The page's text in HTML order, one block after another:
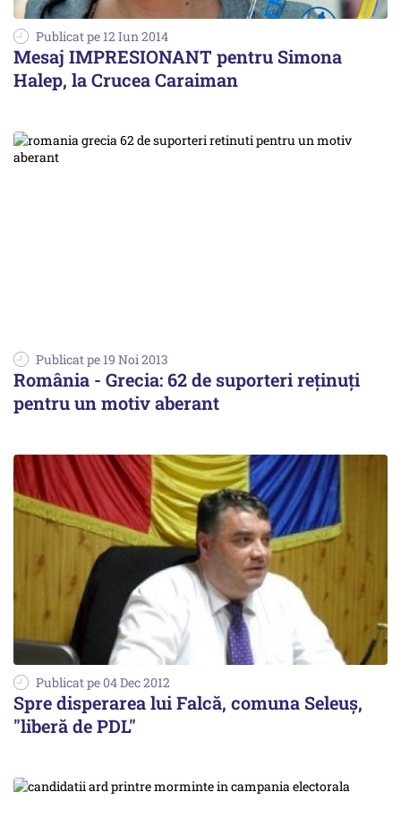
Publicat pe 12 Iun 2014
Mesaj IMPRESIONANT pentru Simona
Halep, la Crucea Caraiman
Publicat pe 19 Noi 2013
România - Grecia: 62 de suporteri reținuți
pentru un motiv aberant
Publicat pe 04 Dec 2012
Spre disperarea lui Falcă, comuna Seleuș,
"liberă de PDL"